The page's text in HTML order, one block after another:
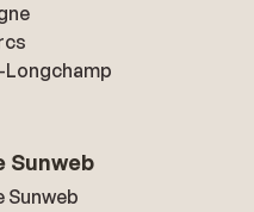
Sunweb
Sunweb